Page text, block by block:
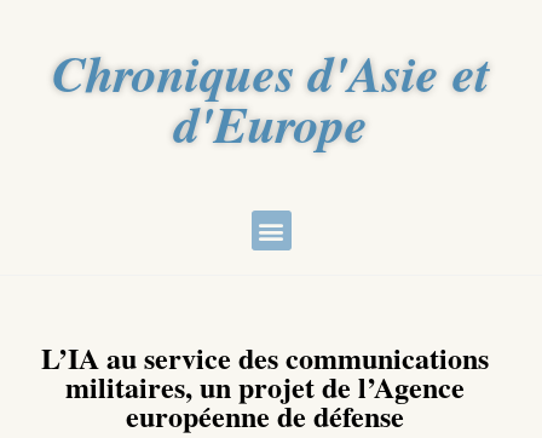
Chroniques d'Asie et
d'Europe
L’IA au service des communications
militaires, un projet de l’Agence
européenne de défense